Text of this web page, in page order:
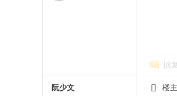
回复
阮少文 楼主